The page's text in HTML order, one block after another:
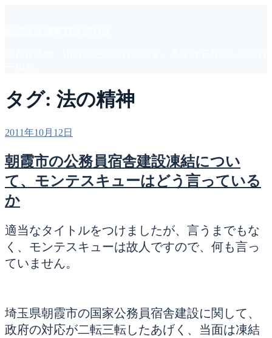
キ
ッ
タグ: 法の精神
投
日:
2011年10月12日
朝霞市の公務員宿舎建設凍結につい
て、モンテスキューはどう言っている
か
適当なタイトルをつけましたが、言うまでもな
く、モンテスキューは故人ですので、何も言っ
ていません。
埼玉県朝霞市の国家公務員宿舎建設に関して、
政府の対応が二転三転したあげく、当面は凍結